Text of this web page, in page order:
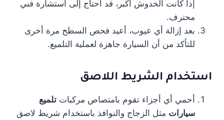
إذا كانت الخدوش أكبر، قد أحتاج إلى استشارة فني
محترف.
بعد إزالة أي عيوب، أعيد فحص السطح مرة أخرى
للتأكد من أن السيارة جاهزة لعملية التلميع.
استخدام الشريط اللاصق
أحمي أي أجزاء تقوم بامتصاص مركبات تلميع
سيارات مثل الزجاج والنوافذ باستخدام شريط لاصق